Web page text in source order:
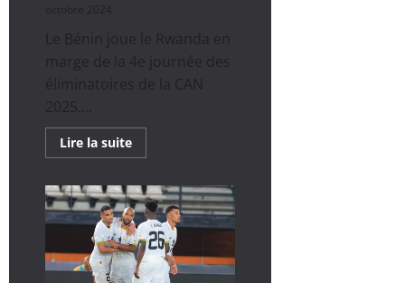
octobre 2024
Le Bénin joue le Rwanda en
marge de la 4e journée des
éliminatoires de la CAN
2025....
Lire la suiteEn
savoir
Éliminatoires
2025
J4
:
Rwanda-
Bénin
(Onze